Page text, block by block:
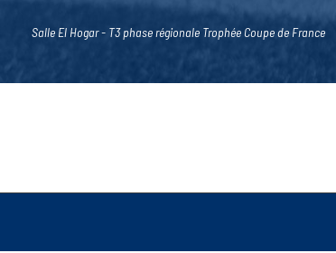
Salle El Hogar - T3 phase régionale Trophée Coupe de France